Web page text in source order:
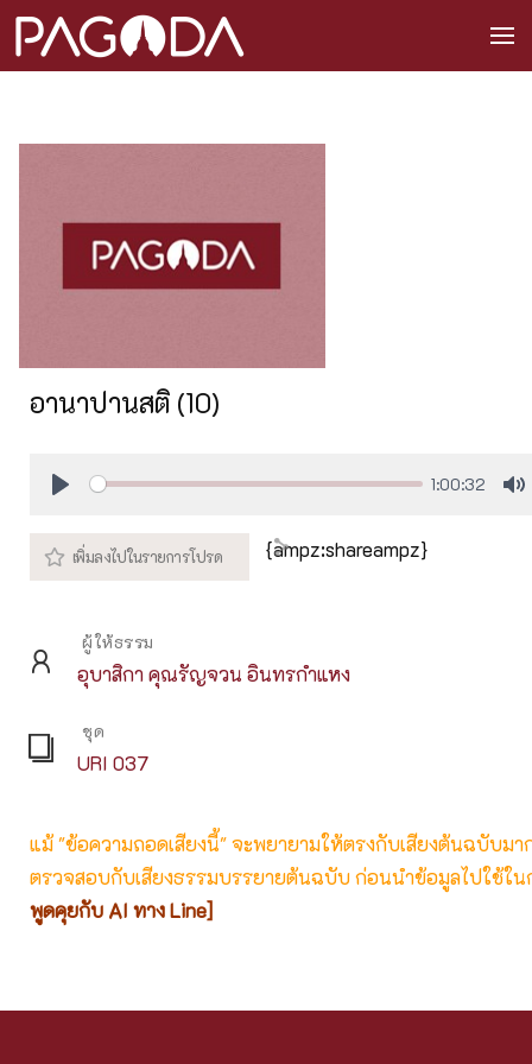
อานาปานสติ (10)
1:00:32
{ampz:shareampz}
ผู้ให้ธรรม
อุบาสิกา คุณรัญจวน อินทรกำแหง
ชุด
URI 037
แม้ "ข้อความถอดเสียงนี้" จะพยายามให้ตรงกับเสียงต้นฉบับม
ตรวจสอบกับเสียงธรรมบรรยายต้นฉบับ ก่อนนำข้อมูลไปใช้ใน
พูดคุยกับ AI ทาง Line]